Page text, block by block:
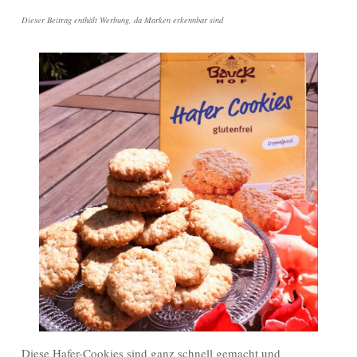
Dieser Beitrag enthält Werbung, da Marken erkennbar sind
Diese Hafer-Cookies sind ganz schnell gemacht und